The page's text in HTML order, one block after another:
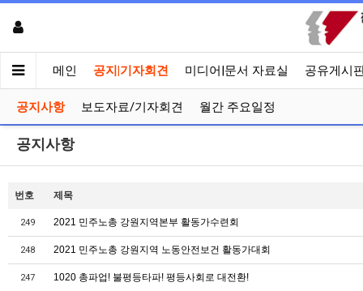
메인 공지|기자회견 미디어|문서 자료실 공유게시
공지사항 보도자료/기자회견 월간 주요일정
공지사항
번호 제목
249 2021 민주노총 강원지역본부 활동가수련회
248 2021 민주노총 강원지역 노동안전보건 활동가대회
247 1020 총파업! 불평등타파! 평등사회로 대전환!